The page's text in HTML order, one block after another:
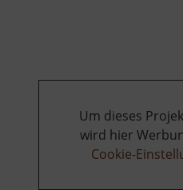
Um dieses
wird hier
Cookie-